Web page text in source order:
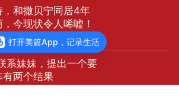
署了紧急撤退，退到六十里的溪
。这时，中革军委命令肖劲光带
、北两个方向开展游击战，阻扰
令肖劲光指挥红十九、二十两个
敌人，以配合硝石资溪桥战役，
和撒贝宁同居4年
今现状令人唏嘘！
系妹妹，提出一个要
两个结果
打开美篇App，记录生活